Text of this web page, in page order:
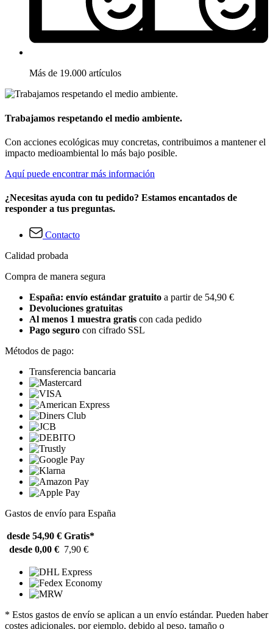
Más de 19.000 artículos
Trabajamos respetando el medio ambiente.
Con acciones ecológicas muy concretas, contribuimos a mantener el
impacto medioambiental lo más bajo posible.
Aquí puede encontrar más información
¿Necesitas ayuda con tu pedido? Estamos encantados de
responder a tus preguntas.
Contacto
Calidad probada
Compra de manera segura
España: envío estándar gratuito a partir de 54,90 €
Devoluciones gratuitas
Al menos 1 muestra gratis con cada pedido
Pago seguro con cifrado SSL
Métodos de pago:
Transferencia bancaria
Gastos de envío para España
desde 54,90 € Gratis*
desde 0,00 € 7,90 €
* Estos gastos de envío se aplican a un envío estándar. Pueden haber
costes adicionales, por ejemplo, debido al peso, tamaño o